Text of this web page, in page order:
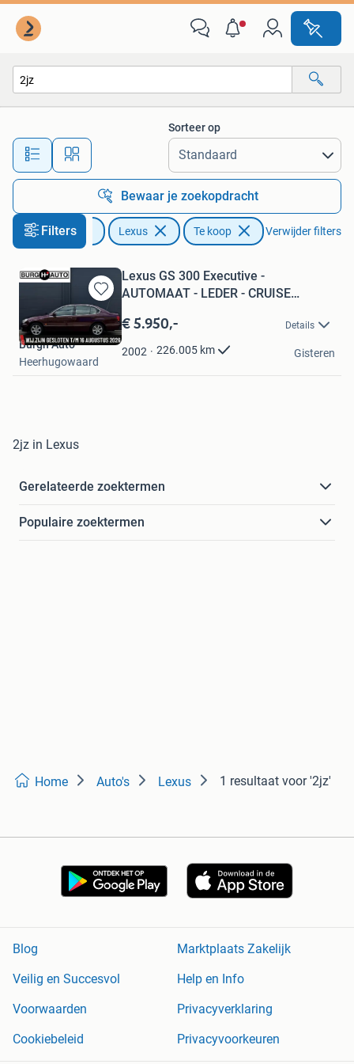
Alle afstanden…
Sorteer op
Bewaar je zoekopdracht
Filters
Auto's Lexus Te koop Verwijder filters
Bewaren
in
Mijn
Favorieten
Lexus GS 300 Executive -
AUTOMAAT - LEDER - CRUISE
€ 5.950,- Details
2002 226.005 km
Burgh Auto
Heerhugowaard
Gisteren
2jz in Lexus
Gerelateerde zoektermen
Populaire zoektermen
Home Auto's Lexus 1 resultaat voor '2jz'
Blog
Marktplaats Zakelijk
Veilig en Succesvol
Help en Info
Voorwaarden
Privacyverklaring
Cookiebeleid
Privacyvoorkeuren